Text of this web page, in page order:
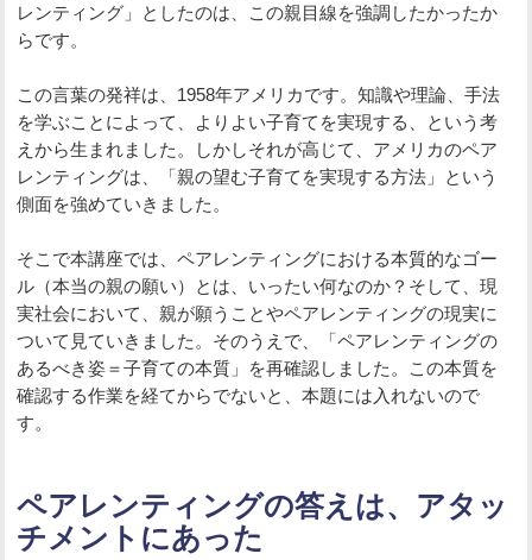
レンティング」としたのは、この親目線を強調したかったか
らです。
この言葉の発祥は、1958年アメリカです。知識や理論、手法
を学ぶことによって、よりよい子育てを実現する、という考
えから生まれました。しかしそれが高じて、アメリカのペア
レンティングは、「親の望む子育てを実現する方法」という
側面を強めていきました。
そこで本講座では、ペアレンティングにおける本質的なゴー
ル（本当の親の願い）とは、いったい何なのか？そして、現
実社会において、親が願うことやペアレンティングの現実に
ついて見ていきました。そのうえで、「ペアレンティングの
あるべき姿＝子育ての本質」を再確認しました。この本質を
確認する作業を経てからでないと、本題には入れないので
す。
ペアレンティングの答えは、アタッ
チメントにあった